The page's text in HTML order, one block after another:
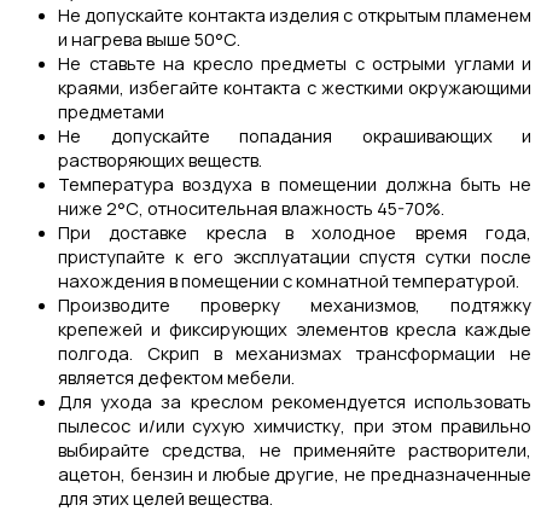
Не допускайте контакта изделия с открытым пламенем
и нагрева выше 50°С.
Не ставьте на кресло предметы с острыми углами и
краями, избегайте контакта с жесткими окружающими
предметами
Не допускайте попадания окрашивающих и
растворяющих веществ.
Температура воздуха в помещении должна быть не
ниже 2°С, относительная влажность 45-70%.
При доставке кресла в холодное время года,
приступайте к его эксплуатации спустя сутки после
нахождения в помещении с комнатной температурой.
Производите проверку механизмов, подтяжку
крепежей и фиксирующих элементов кресла каждые
полгода. Скрип в механизмах трансформации не
является дефектом мебели.
Для ухода за креслом рекомендуется использовать
пылесос и/или сухую химчистку, при этом правильно
выбирайте средства, не применяйте растворители,
ацетон, бензин и любые другие, не предназначенные
для этих целей вещества.